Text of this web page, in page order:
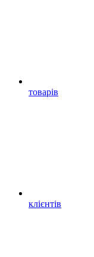
товарів
клієнтів